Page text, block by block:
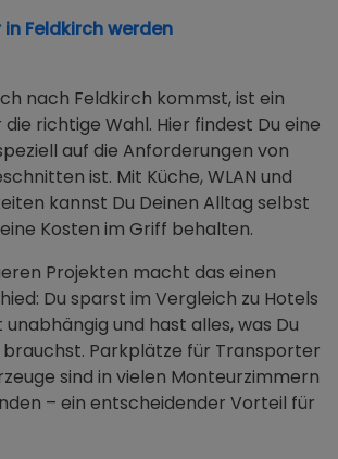
Feldkirch werden
nach Feldkirch kommst, ist ein
richtige Wahl. Hier findest Du eine
auf die Anforderungen von
ist. Mit Küche, WLAN und
kannst Du Deinen Alltag selbst
Kosten im Griff behalten.
Projekten macht das einen
Du sparst im Vergleich zu Hotels
und hast alles, was Du
Parkplätze für Transporter
sind in vielen Monteurzimmern
– ein entscheidender Vorteil für